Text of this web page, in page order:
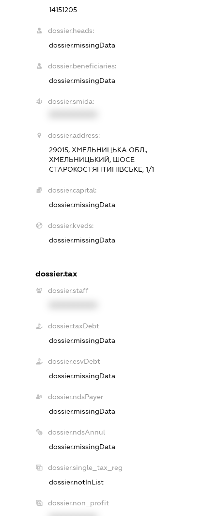
14151205
dossier.heads:
dossier.missingData
dossier.beneficiaries:
dossier.missingData
dossier.smida:
dossier.address:
29015, ХМЕЛЬНИЦЬКА ОБЛ.,
ХМЕЛЬНИЦЬКИЙ, ШОСЕ
СТАРОКОСТЯНТИНІВСЬКЕ, 1/1
dossier.capital:
dossier.missingData
dossier.kveds:
dossier.missingData
dossier.tax
dossier.staff
dossier.taxDebt
dossier.missingData
dossier.esvDebt
dossier.missingData
dossier.ndsPayer
dossier.missingData
dossier.ndsAnnul
dossier.missingData
dossier.single_tax_reg
dossier.notInList
dossier.non_profit